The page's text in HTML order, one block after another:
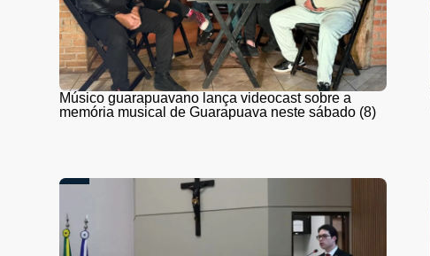
Músico guarapuavano lança videocast sobre a
memória musical de Guarapuava neste sábado (8)